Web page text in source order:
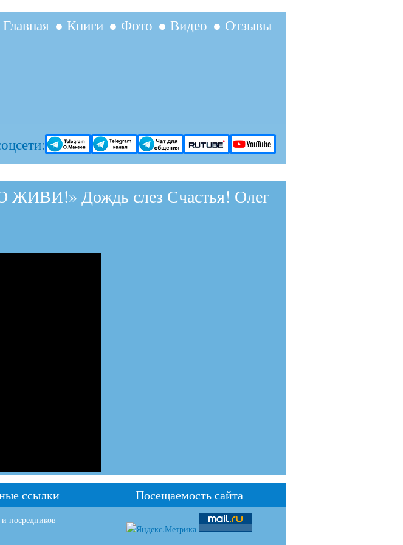
● Отзывы
● Видео
● Фото
● Книги
Главная
ЖИВИ!» Дождь слез Счастья! Олег
ссылки
посредников
Посещаемость сайта